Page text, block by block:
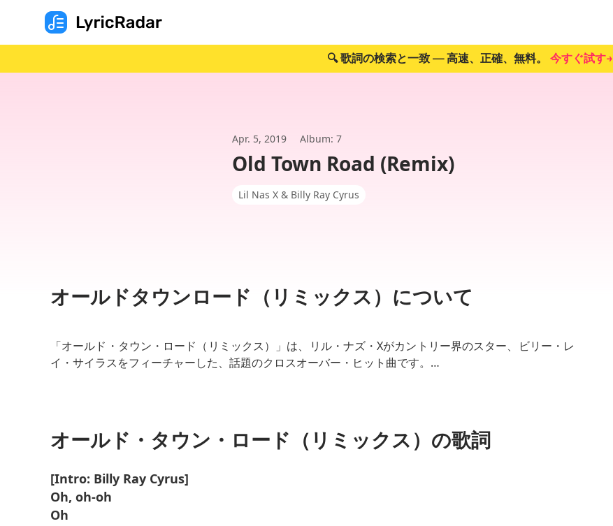
🔍 歌詞の検索と一致 — 高速、正確、無料。 今すぐ試す→
Apr. 5, 2019 Album: 7
Old Town Road (Remix)
Lil Nas X & Billy Ray Cyrus
オールドタウンロード（リミックス）について
「オールド・タウン・ロード（リミックス）」は、リル・ナズ・Xがカントリー界のスター、ビリー・レ
イ・サイラスをフィーチャーした、話題のクロスオーバー・ヒット曲です。
キャッチーなコーラスとユーモラスな歌詞のおかげで、この曲はTikTokで爆発的に人気となり、最終的
オールド・タウン・ロード（リミックス）の歌詞
[Intro: Billy Ray Cyrus]
Oh, oh-oh
Oh